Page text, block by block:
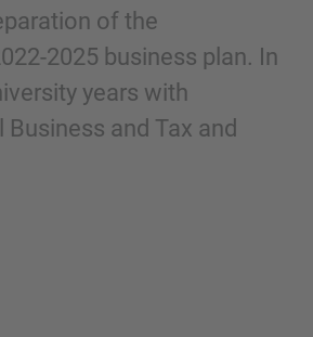
of the
2025 business plan. In
years with
and Tax and